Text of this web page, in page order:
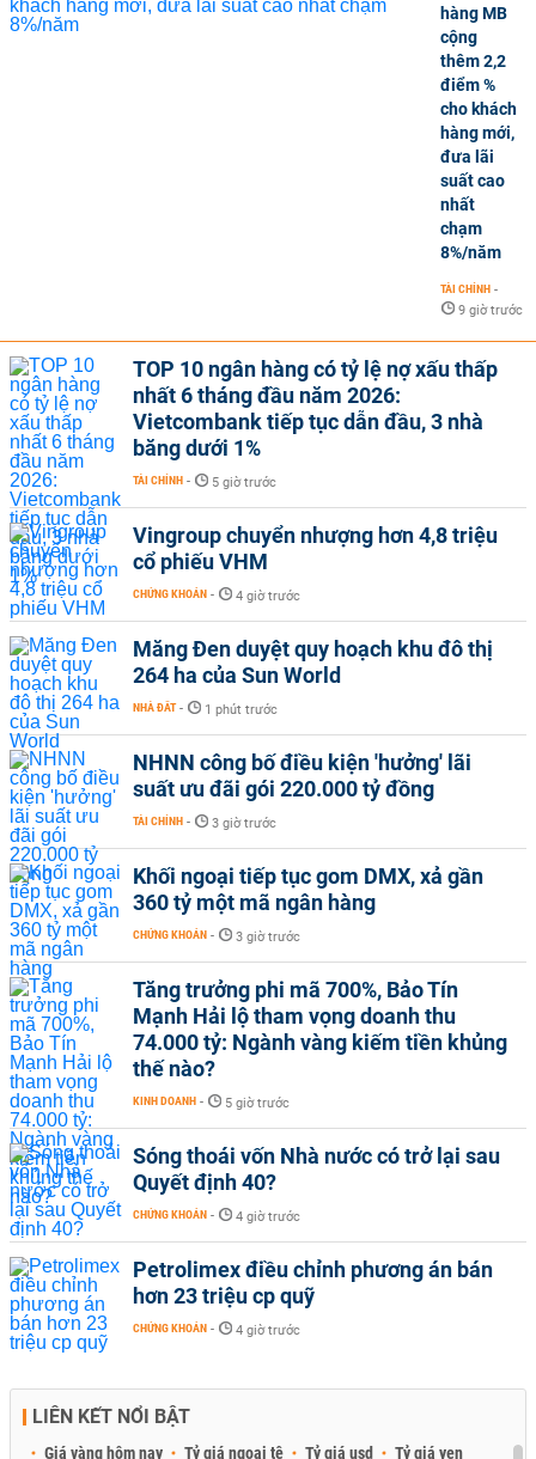
hàng MB
cộng
thêm 2,2
điểm %
cho khách
hàng mới,
đưa lãi
suất cao
nhất
chạm
8%/năm
TÀI CHÍNH -
9 giờ trước
TOP 10 ngân hàng có tỷ lệ nợ xấu thấp
nhất 6 tháng đầu năm 2026:
Vietcombank tiếp tục dẫn đầu, 3 nhà
băng dưới 1%
TÀI CHÍNH - 5 giờ trước
Vingroup chuyển nhượng hơn 4,8 triệu
cổ phiếu VHM
CHỨNG KHOÁN - 4 giờ trước
Măng Đen duyệt quy hoạch khu đô thị
264 ha của Sun World
NHÀ ĐẤT - 1 phút trước
NHNN công bố điều kiện 'hưởng' lãi
suất ưu đãi gói 220.000 tỷ đồng
TÀI CHÍNH - 3 giờ trước
Khối ngoại tiếp tục gom DMX, xả gần
360 tỷ một mã ngân hàng
CHỨNG KHOÁN - 3 giờ trước
Tăng trưởng phi mã 700%, Bảo Tín
Mạnh Hải lộ tham vọng doanh thu
74.000 tỷ: Ngành vàng kiếm tiền khủng
thế nào?
KINH DOANH - 5 giờ trước
Sóng thoái vốn Nhà nước có trở lại sau
Quyết định 40?
CHỨNG KHOÁN - 4 giờ trước
Petrolimex điều chỉnh phương án bán
hơn 23 triệu cp quỹ
CHỨNG KHOÁN - 4 giờ trước
LIÊN KẾT NỔI BẬT
Giá vàng hôm nay Tỷ giá ngoại tệ Tỷ giá usd Tỷ giá yen